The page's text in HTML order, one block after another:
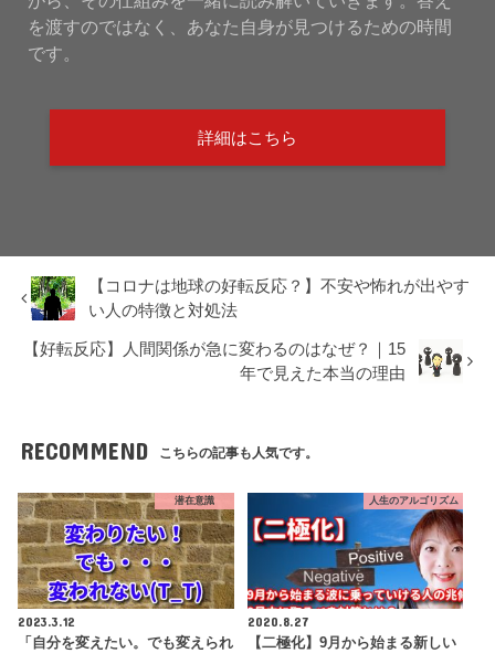
を渡すのではなく、あなた自身が見つけるための時間
です。
詳細はこちら
【コロナは地球の好転反応？】不安や怖れが出やす
い人の特徴と対処法
【好転反応】人間関係が急に変わるのはなぜ？｜15
年で見えた本当の理由
RECOMMEND こちらの記事も人気です。
潜在意識
2023.3.12
「自分を変えたい。でも変えられ
人生のアルゴリズム
2020.8.27
【二極化】9月から始まる新しい